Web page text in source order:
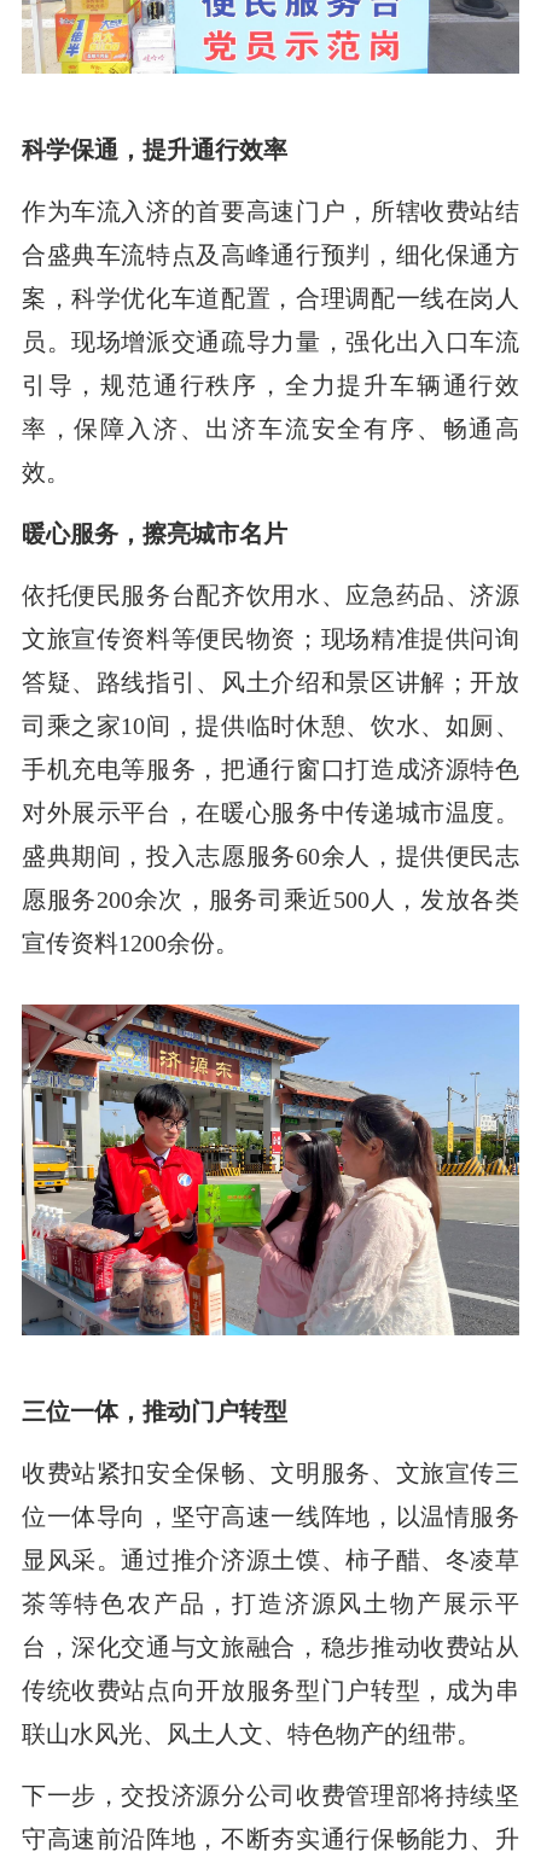
科学保通，提升通行效率
作为车流入济的首要高速门户，所辖收费站结
合盛典车流特点及高峰通行预判，细化保通方
案，科学优化车道配置，合理调配一线在岗人
员。现场增派交通疏导力量，强化出入口车流
引导，规范通行秩序，全力提升车辆通行效
率，保障入济、出济车流安全有序、畅通高
效。
暖心服务，擦亮城市名片
依托便民服务台配齐饮用水、应急药品、济源
文旅宣传资料等便民物资；现场精准提供问询
答疑、路线指引、风土介绍和景区讲解；开放
司乘之家10间，提供临时休憩、饮水、如厕、
手机充电等服务，把通行窗口打造成济源特色
对外展示平台，在暖心服务中传递城市温度。
盛典期间，投入志愿服务60余人，提供便民志
愿服务200余次，服务司乘近500人，发放各类
宣传资料1200余份。
三位一体，推动门户转型
收费站紧扣安全保畅、文明服务、文旅宣传三
位一体导向，坚守高速一线阵地，以温情服务
显风采。通过推介济源土馍、柿子醋、冬凌草
茶等特色农产品，打造济源风土物产展示平
台，深化交通与文旅融合，稳步推动收费站从
传统收费站点向开放服务型门户转型，成为串
联山水风光、风土人文、特色物产的纽带。
下一步，交投济源分公司收费管理部将持续坚
守高速前沿阵地，不断夯实通行保畅能力、升